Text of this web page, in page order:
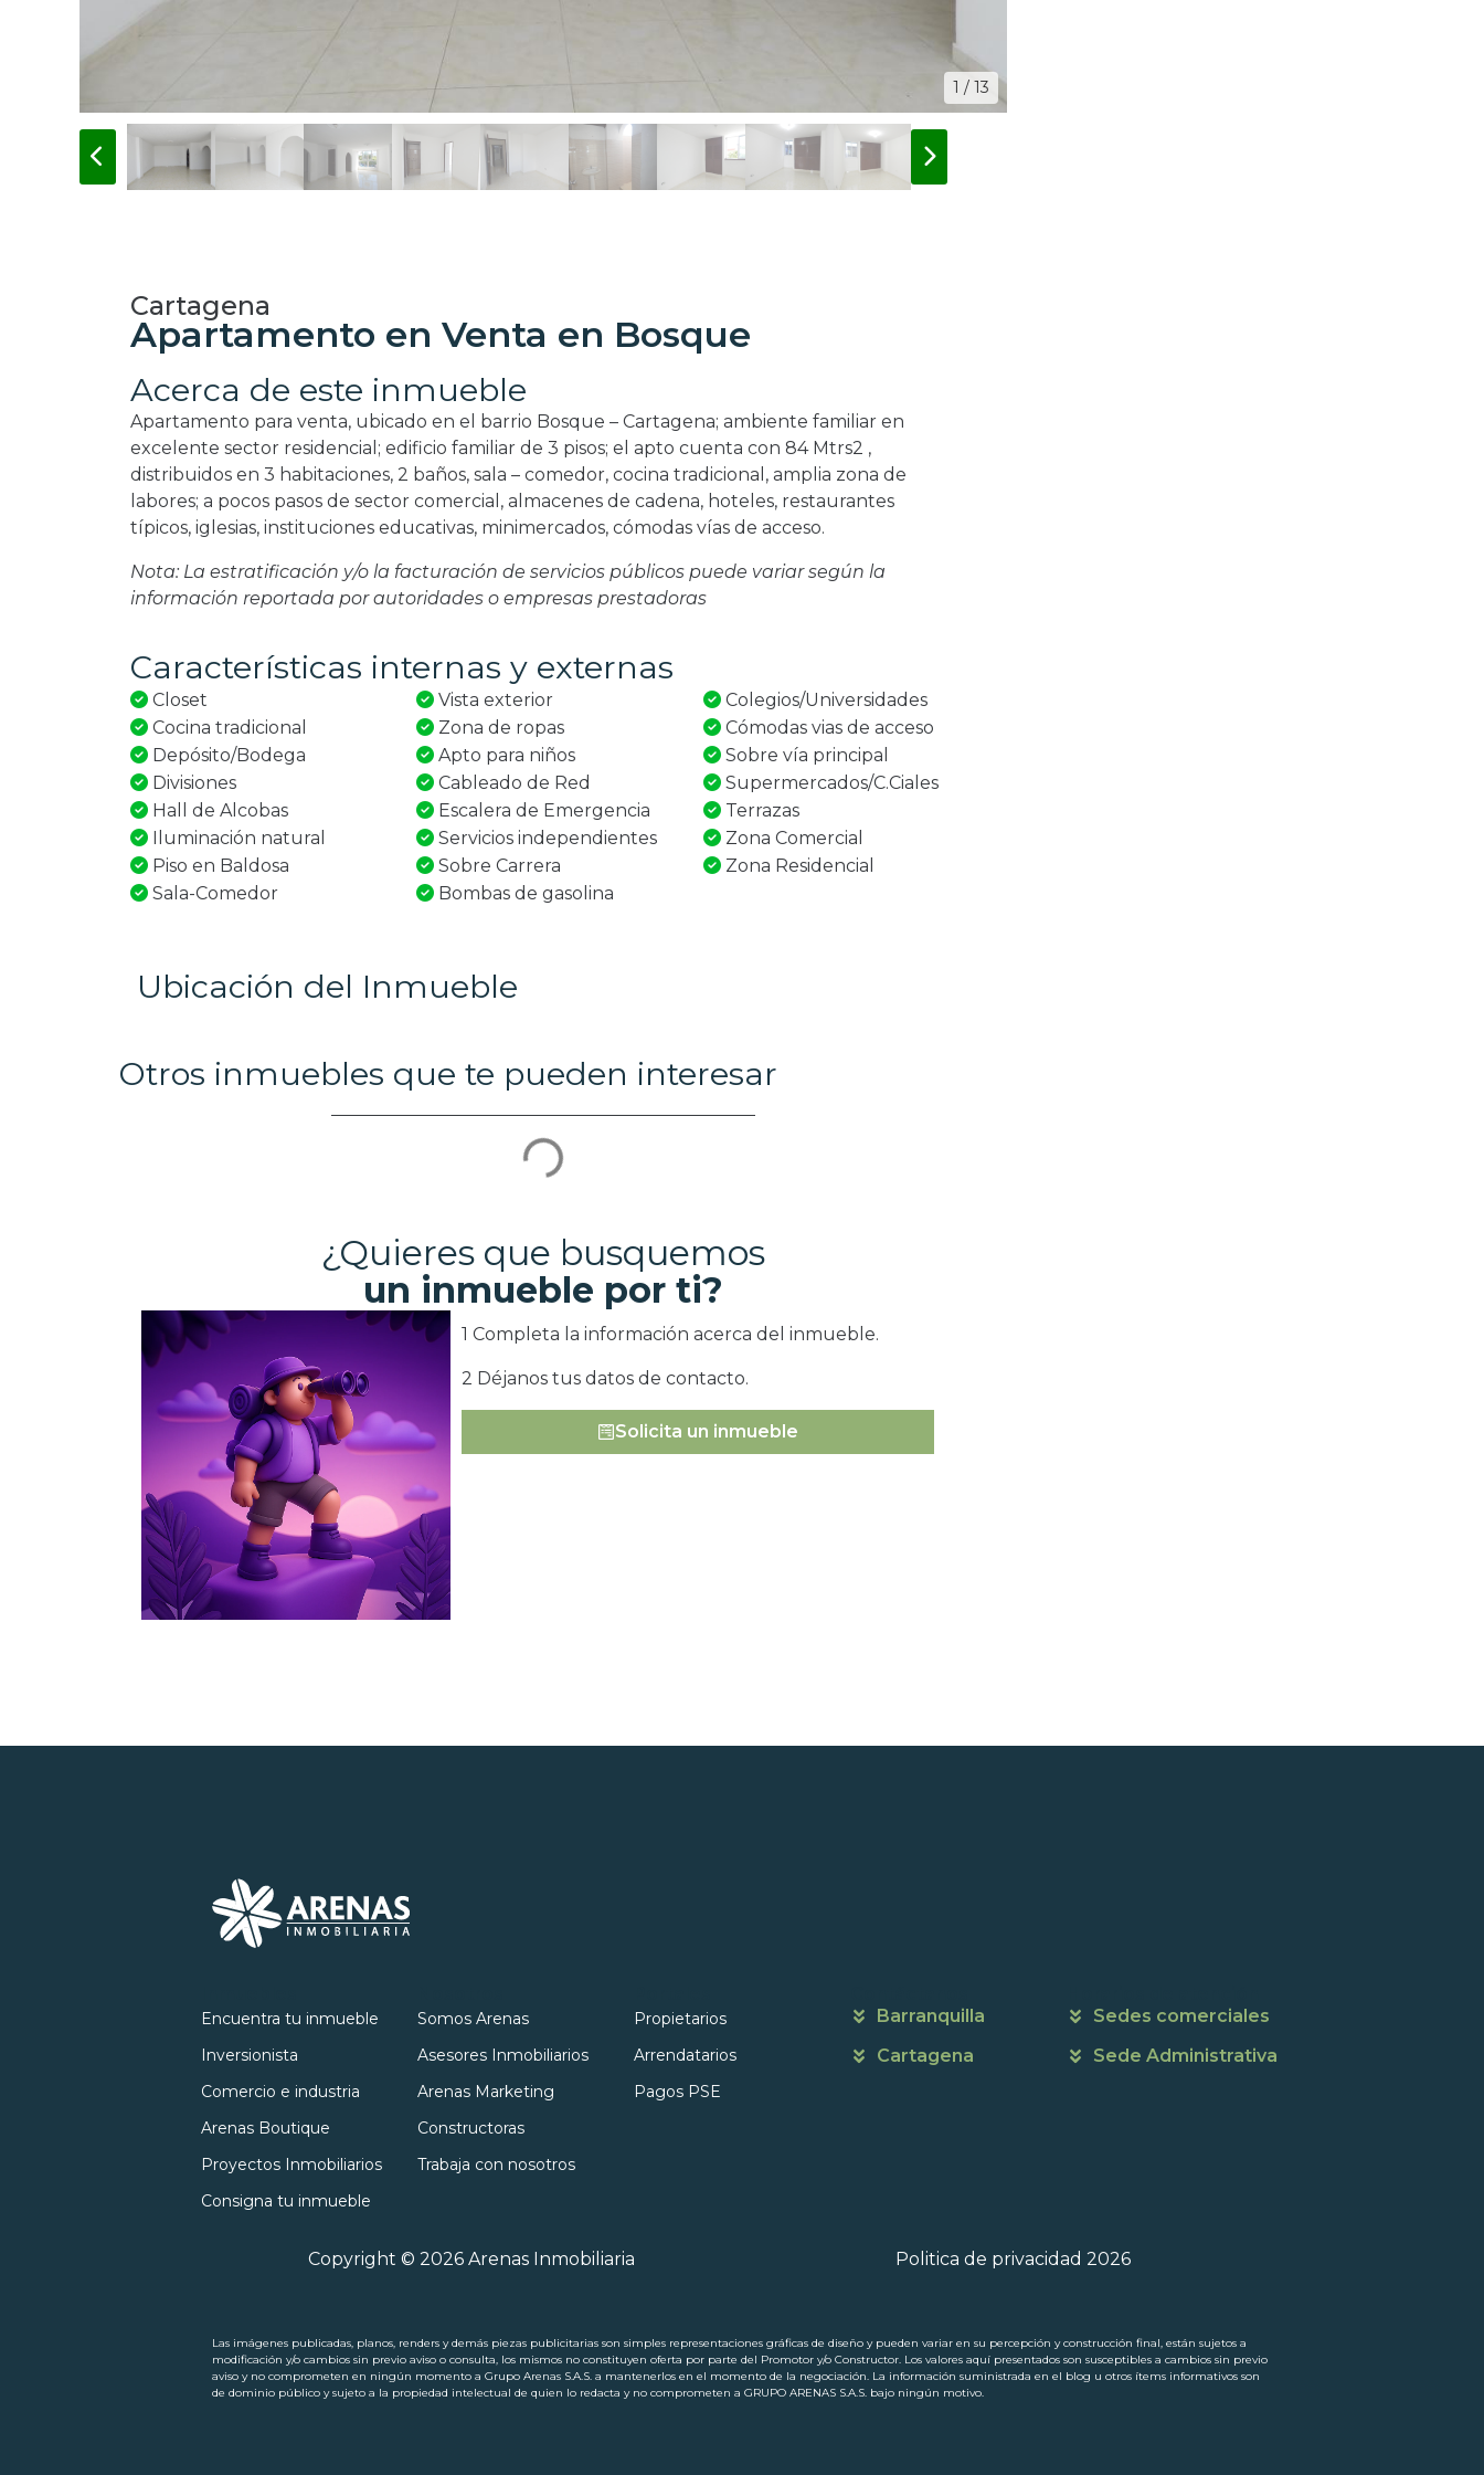
1 / 13
Cartagena
Apartamento en Venta en Bosque
Acerca de este inmueble
Apartamento para venta, ubicado en el barrio Bosque – Cartagena; ambiente familiar en
excelente sector residencial; edificio familiar de 3 pisos; el apto cuenta con 84 Mtrs2 ,
distribuidos en 3 habitaciones, 2 baños, sala – comedor, cocina tradicional, amplia zona de
labores; a pocos pasos de sector comercial, almacenes de cadena, hoteles, restaurantes
típicos, iglesias, instituciones educativas, minimercados, cómodas vías de acceso.
Nota: La estratificación y/o la facturación de servicios públicos puede variar según la
información reportada por autoridades o empresas prestadoras
Características internas y externas
Closet
Cocina tradicional
Depósito/Bodega
Divisiones
Hall de Alcobas
Iluminación natural
Piso en Baldosa
Sala-Comedor
Vista exterior
Zona de ropas
Apto para niños
Cableado de Red
Escalera de Emergencia
Servicios independientes
Sobre Carrera
Bombas de gasolina
Colegios/Universidades
Cómodas vias de acceso
Sobre vía principal
Supermercados/C.Ciales
Terrazas
Zona Comercial
Zona Residencial
Ubicación del Inmueble
Otros inmuebles que te pueden interesar
¿Quieres que busquemos
un inmueble por ti?
1 Completa la información acerca del inmueble.
2 Déjanos tus datos de contacto.
Solicita un inmueble
Encuentra tu inmueble
Inversionista
Comercio e industria
Arenas Boutique
Proyectos Inmobiliarios
Consigna tu inmueble
Somos Arenas
Asesores Inmobiliarios
Arenas Marketing
Constructoras
Trabaja con nosotros
Propietarios
Arrendatarios
Pagos PSE
Barranquilla
Cartagena
Sedes comerciales
Sede Administrativa
Copyright © 2026 Arenas Inmobiliaria Politica de privacidad 2026
Las imágenes publicadas, planos, renders y demás piezas publicitarias son simples representaciones gráficas de diseño y pueden variar en su percepción y construcción final, están sujetos a
modificación y/o cambios sin previo aviso o consulta, los mismos no constituyen oferta por parte del Promotor y/o Constructor. Los valores aquí presentados son susceptibles a cambios sin previo
aviso y no comprometen en ningún momento a Grupo Arenas S.A.S. a mantenerlos en el momento de la negociación. La información suministrada en el blog u otros ítems informativos son
de dominio público y sujeto a la propiedad intelectual de quien lo redacta y no comprometen a GRUPO ARENAS S.A.S. bajo ningún motivo.